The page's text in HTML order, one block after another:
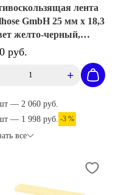
лента
GmbH 25 мм х 18,3
желто-черный,
руб.
+
— 2 060 руб.
— 1 998 руб. -3 %
все